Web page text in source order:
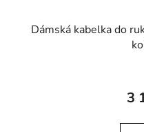
Dámská kabelka do
3